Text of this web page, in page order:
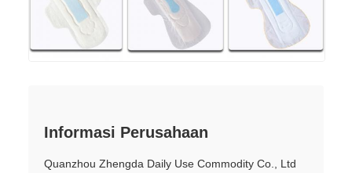
Informasi Perusahaan
Quanzhou Zhengda Daily Use Commodity Co., Ltd